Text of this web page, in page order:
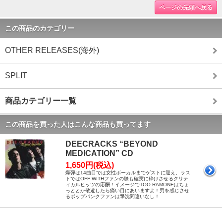
ページの先頭へ戻る
この商品のカテゴリー
OTHER RELEASES(海外)
SPLIT
商品カテゴリー一覧
この商品を買った人はこんな商品も買ってます
DEECRACKS “BEYOND
MEDICATION” CD
1,650円(税込)
爆弾は14曲目では女性ボーカルまでゲストに迎え、ラス
トではOFF WITHファンの膝も確実に砕けさせるクリテ
ィカルヒッツの応酬！イメージでTOO RAMONEはちょ
っととか敬遠したら痛い目にあいますよ！男を感じさせ
るポップパンクファンは撃沈間違いなし！